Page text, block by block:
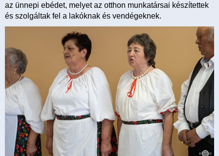
az ünnepi ebédet, melyet az otthon munkatársai készítettek
és szolgáltak fel a lakóknak és vendégeknek.